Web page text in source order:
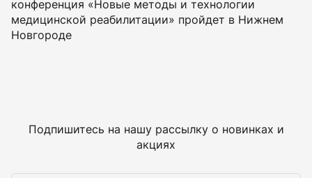
конференция «Новые методы и технологии
медицинской реабилитации» пройдет в Нижнем
Новгороде
Подпишитесь на нашу рассылку о новинках и
акциях